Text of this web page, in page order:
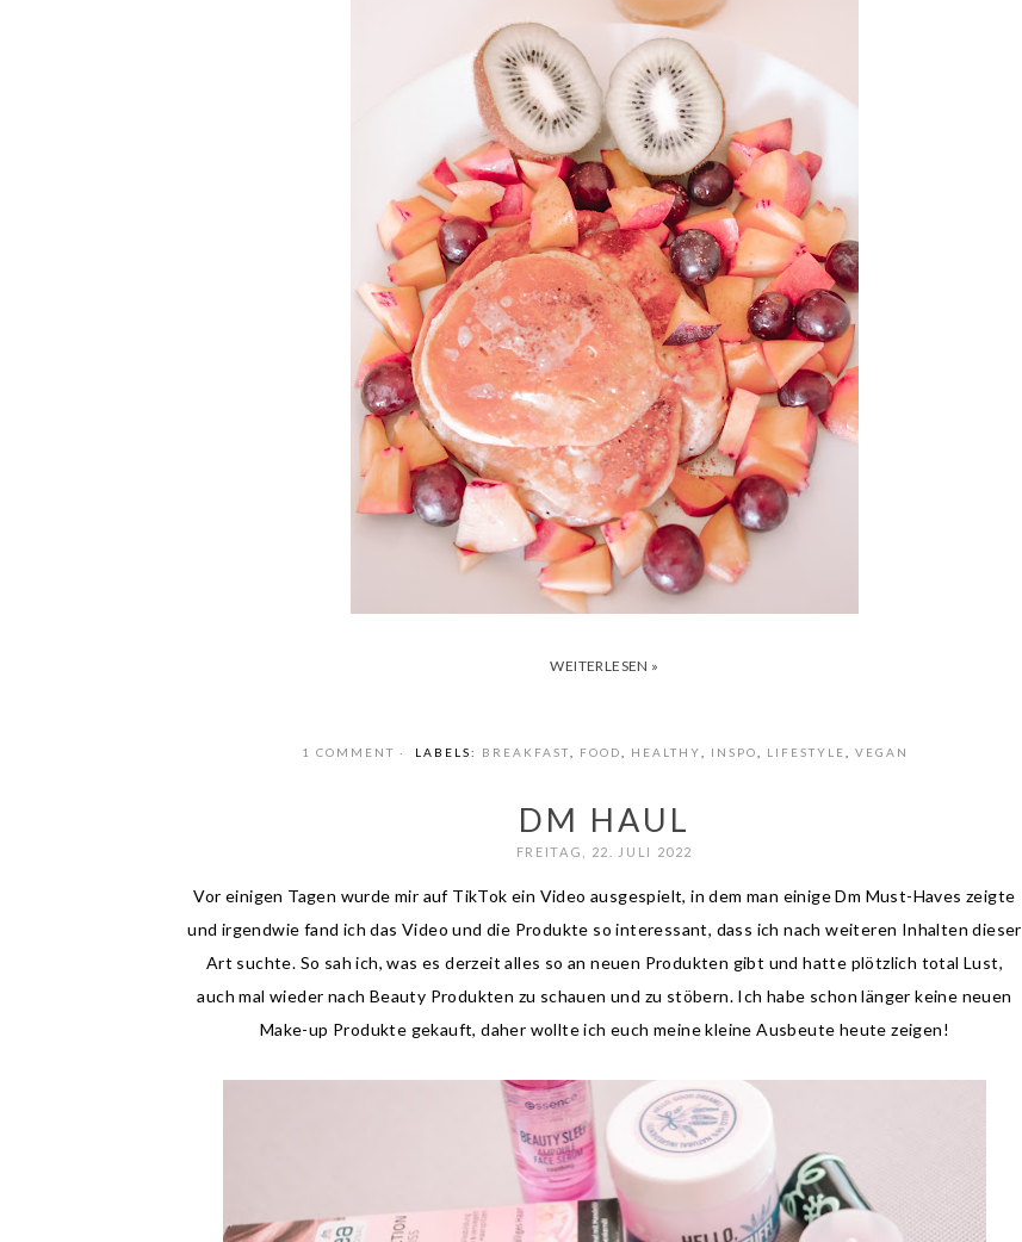
WEITERLESEN »
1 COMMENT LABELS: BREAKFAST FOOD HEALTHY INSPO LIFESTYLE VEGAN
DM HAUL
FREITAG, 22. JULI 2022
Vor einigen Tagen wurde mir auf TikTok ein Video ausgespielt, in dem man einige Dm Must-Haves zeigte
und irgendwie fand ich das Video und die Produkte so interessant, dass ich nach weiteren Inhalten dieser
Art suchte. So sah ich, was es derzeit alles so an neuen Produkten gibt und hatte plötzlich total Lust,
auch mal wieder nach Beauty Produkten zu schauen und zu stöbern. Ich habe schon länger keine neuen
Make-up Produkte gekauft, daher wollte ich euch meine kleine Ausbeute heute zeigen!